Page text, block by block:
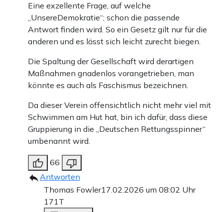
Eine exzellente Frage, auf welche
„UnsereDemokratie“; schon die passende
Antwort finden wird. So ein Gesetz gilt nur für die
anderen und es lässt sich leicht zurecht biegen.
Die Spaltung der Gesellschaft wird derartigen
Maßnahmen gnadenlos vorangetrieben, man
könnte es auch als Faschismus bezeichnen.
Da dieser Verein offensichtlich nicht mehr viel mit
Schwimmen am Hut hat, bin ich dafür, dass diese
Gruppierung in die „Deutschen Rettungsspinner“
umbenannt wird.
66
Antworten
Thomas Fowler17.02.2026 um 08:02 Uhr
171T